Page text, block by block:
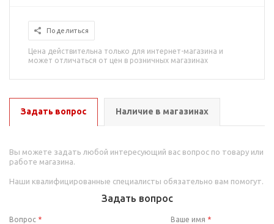
Поделиться
Цена действительна только для интернет-магазина и
может отличаться от цен в розничных магазинах
Задать вопрос Наличие в магазинах
Вы можете задать любой интересующий вас вопрос по товару или
работе магазина.
Наши квалифицированные специалисты обязательно вам помогут.
Задать вопрос
Вопрос * Ваше имя *